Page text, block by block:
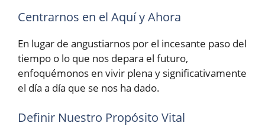
Centrarnos en el Aquí y Ahora
En lugar de angustiarnos por el incesante paso del
tiempo o lo que nos depara el futuro,
enfoquémonos en vivir plena y significativamente
el día a día que se nos ha dado.
Definir Nuestro Propósito Vital